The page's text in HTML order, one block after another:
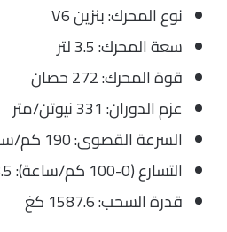
نوع المحرك: بنزين V6
سعة المحرك: 3.5 لتر
قوة المحرك: 272 حصان
عزم الدوران: 331 نيوتن/متر
السرعة القصوى: 190 كم/ساعة
التسارع (0-100 كم/ساعة): 8.5 ثانية
قدرة السحب: 1587.6 كغ